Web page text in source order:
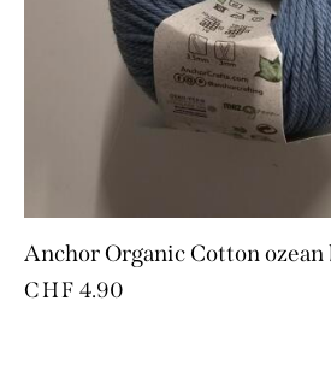
Anchor Organic Cotton ozean
CHF 4.90